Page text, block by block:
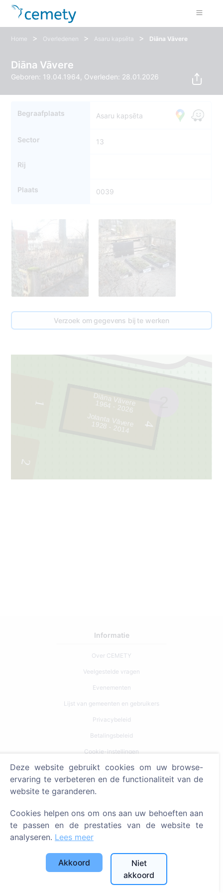
Home > Overledenen > Asaru kapsēta > Diāna Vāvere
Diāna Vāvere
Geboren: 19.04.1964, Overleden: 28.01.2026
Begraafplaats Asaru kapsēta
Sector 13
Rij
Plaats 0039
Verzoek om gegevens bij te werken
1
2
4
Diāna Vāvere
1964 - 2026
Jolanta Vāvere
1928 - 2014
Informatie
Over CEMETY
Veelgestelde vragen
Evenementen
Lijst van gemeenten en gebruikers
Privacybeleid
Betalingsbeleid
Cookie-instellingen
Zoeken
Zoeken naar overledenen
Zoeken naar begraafplaatsen
Diensten
Contacten
SIA "CEMETY", LV40103618951
Deze website gebruikt cookies om uw browse-
ervaring te verbeteren en de functionaliteit van de
website te garanderen.
Cookies helpen ons om ons aan uw behoeften aan
te passen en de prestaties van de website te
analyseren. Lees meer
Akkoord
Niet
akkoord